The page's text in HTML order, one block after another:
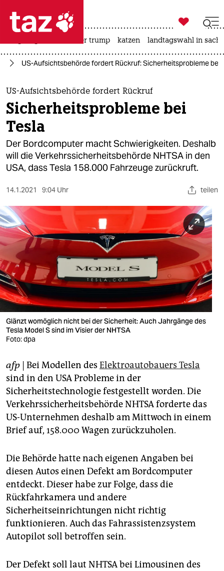
 taz zahl ich
taz zahl ich
themen
politik
öko
gesellschaft
sport
berlin
nord
wahrheit
verlag
verlag
veranstaltungen
fragen & hilfe
unterstützen
abo
genossenschaft

taz zahl ich
usa unter trump katzen landtagswahl in
US-Aufsichtsbehörde fordert Rückruf: Sicherheitsprobleme bei
US-Aufsichtsbehörde fordert Rückruf
Sicherheitsprobleme bei
Tesla
Der Bordcomputer macht Schwierigkeiten. Deshalb
will die Verkehrssicherheitsbehörde NHTSA in den
USA, dass Tesla 158.000 Fahrzeuge zurückruft.
14.1.2021 9:04 Uhr teilen
Glänzt womöglich nicht bei der Sicherheit: Auch Jahrgänge des
Tesla Model S sind im Visier der NHTSA
Foto: dpa
afp | Bei Modellen des Elektroautobauers Tesla
sind in den USA Probleme in der
Sicherheitstechnologie festgestellt worden. Die
Verkehrssicherheitsbehörde NHTSA forderte das
US-Unternehmen deshalb am Mittwoch in einem
Brief auf, 158.000 Wagen zurückzuholen.
Die Behörde hatte nach eigenen Angaben bei
diesen Autos einen Defekt am Bordcomputer
entdeckt. Dieser habe zur Folge, dass die
Rückfahrkamera und andere
Sicherheitseinrichtungen nicht richtig
funktionieren. Auch das Fahrassistenzsystem
Autopilot soll betroffen sein.
Der Defekt soll laut NHTSA bei Limousinen des